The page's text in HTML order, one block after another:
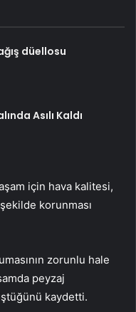
düellosu
Asılı Kaldı
için hava kalitesi,
korunması
zorunlu hale
peyzaj
kaydetti.